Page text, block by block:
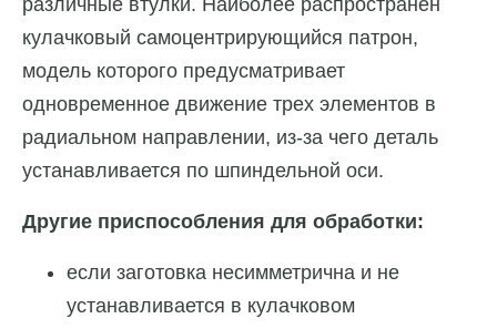
кулачковый самоцентрирующийся патрон,
модель которого предусматривает
одновременное движение трех элементов в
радиальном направлении, из-за чего деталь
устанавливается по шпиндельной оси.
Другие приспособления для обработки:
если заготовка несимметрична и не
устанавливается в кулачковом